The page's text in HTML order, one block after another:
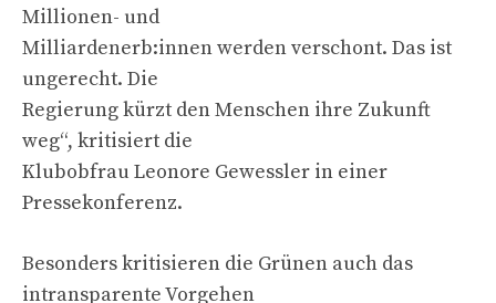
Millionen- und
Milliardenerb:innen werden verschont. Das ist
ungerecht. Die
Regierung kürzt den Menschen ihre Zukunft
weg“, kritisiert die
Klubobfrau Leonore Gewessler in einer
Pressekonferenz.
Besonders kritisieren die Grünen auch das
intransparente Vorgehen